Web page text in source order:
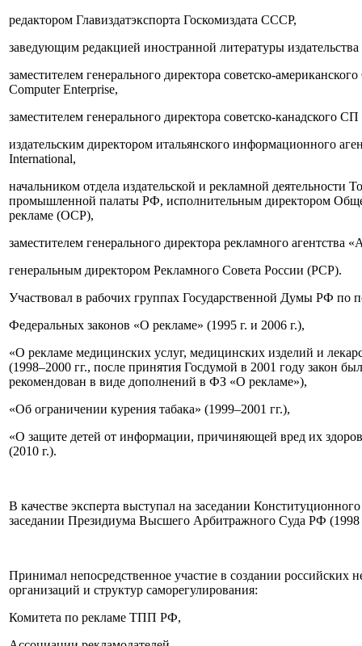
редактором Главиздатэкспорта Госкомиздата СССР,
заведующим редакцией иностранной литературы
заместителем генерального директора советско-
Computer Enterprise,
заместителем генерального директора советско-канадского
издательским директором итальянского информационного
International,
начальником отдела издательской и рекламной деятельности
промышленной палаты РФ, исполнительным директором
рекламе (ОСР),
заместителем генерального директора рекламного агентства
генеральным директором Рекламного Совета России (РСР).
Участвовал в рабочих группах Государственной Думы РФ по
Федеральных законов «О рекламе» (1995 г. и 2006 г.),
«О рекламе медицинских услуг, медицинских изделий и
(1998–2000 гг., после принятия Госдумой в 2001 году закон
рекомендован в виде дополнений в ФЗ «О рекламе»),
«Об ограничении курения табака» (1999–2001 гг.),
«О защите детей от информации, причиняющей вред их
(2010 г.).
В качестве эксперта выступал на заседании
заседании Президиума Высшего Арбитражного Суда РФ (1998
Принимал непосредственное участие в создании российских
организаций и структур саморегулирования:
Комитета по рекламе ТПП РФ,